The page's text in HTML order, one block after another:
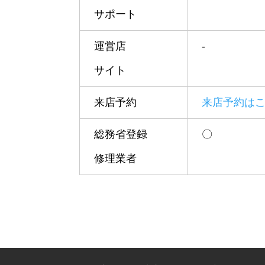
サポート
運営店
サイト
-
来店予約 来店予約は
総務省登録
修理業者
〇